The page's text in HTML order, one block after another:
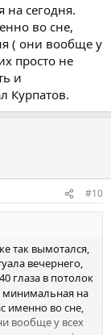
на сегодня.
во сне,
( они вообще у
просто не
и
Курпатов.
#10
так вымотался,
вечернего,
глаза в потолок
минимальная на
именно во сне,
вообще у всех